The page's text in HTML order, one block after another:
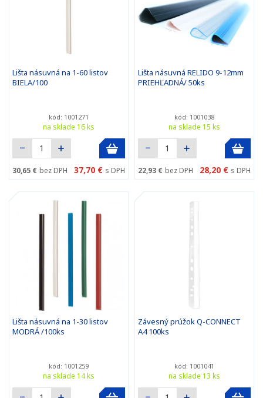
Lišta násuvná na 1-60 listov
BIELA/100
kód: 1001271
na sklade 16 ks
30,65 € bez DPH 37,70 € s DPH
Lišta násuvná RELIDO 9-12mm
PRIEHĽADNÁ/ 50ks
kód: 1001038
na sklade 15 ks
22,93 € bez DPH 28,20 € s DPH
Lišta násuvná na 1-30 listov
MODRÁ /100ks
kód: 1001259
na sklade 14 ks
Závesný prúžok Q-CONNECT
A4 100ks
kód: 1001041
na sklade 13 ks